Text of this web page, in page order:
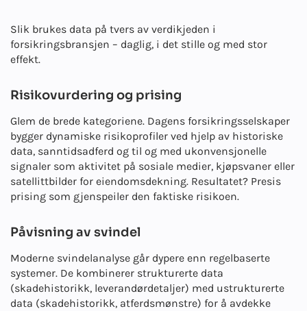
Slik brukes data på tvers av verdikjeden i
forsikringsbransjen – daglig, i det stille og med stor
effekt.
Risikovurdering og prising
Glem de brede kategoriene. Dagens forsikringsselskaper
bygger dynamiske risikoprofiler ved hjelp av historiske
data, sanntidsadferd og til og med ukonvensjonelle
signaler som aktivitet på sosiale medier, kjøpsvaner eller
satellittbilder for eiendomsdekning. Resultatet? Presis
prising som gjenspeiler den faktiske risikoen.
Påvisning av svindel
Moderne svindelanalyse går dypere enn regelbaserte
systemer. De kombinerer strukturerte data
(skadehistorikk, leverandørdetaljer) med ustrukturerte
data (skadehistorikk, atferdsmønstre) for å avdekke